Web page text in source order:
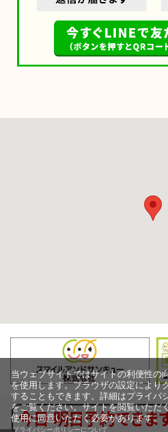
当ウェブサイトではサイトの利便性の
を使用します。ブラウザの設定により
することもできます。詳細はプライバ
をご覧ください。サイトを閲覧いただ
使用に同意いただく必要があります。
プライバシーポリシーについて
Copyright (c) スマイルアン